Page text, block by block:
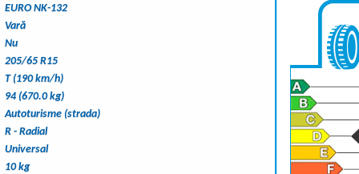
EURO NK-132
Vară
Nu
205/65 R15
T (190 km/h)
94 (670.0 kg)
Autoturisme (strada)
R - Radial
Universal
10 kg